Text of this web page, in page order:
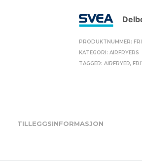
PRODUKTNUMMER:
KATEGORI:AIRFRYERS
TAGGER:AIRFRYER,
TILLEGGSINFORMASJON